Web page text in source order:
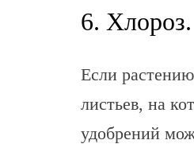
6. Хлороз.
Если
листьев, на
удобрений